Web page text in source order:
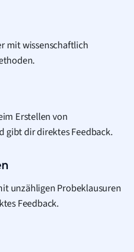
mit wissenschaftlich
Erstellen von
gibt dir direktes Feedback.
unzähligen Probeklausuren
Feedback.